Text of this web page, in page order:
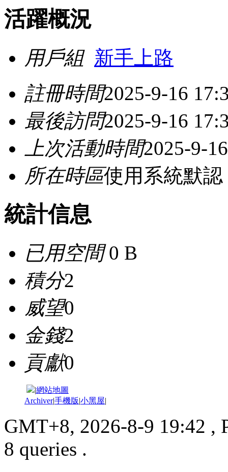
活躍概況
用戶組 新手上路
註冊時間2025-9-16
最後訪問2025-9-16
上次活動時間2025-9-
所在時區使用系統默認
統計信息
已用空間0 B
積分2
威望0
金錢2
貢獻0
|網站地圖
Archiver|手機版|小黑屋|
GMT+8, 2026-8-9 19:42 ,
8 queries .